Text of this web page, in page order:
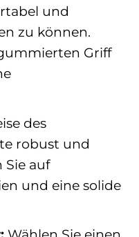
und
zu können.
Griff
des
robust und
Sie auf
und eine solide